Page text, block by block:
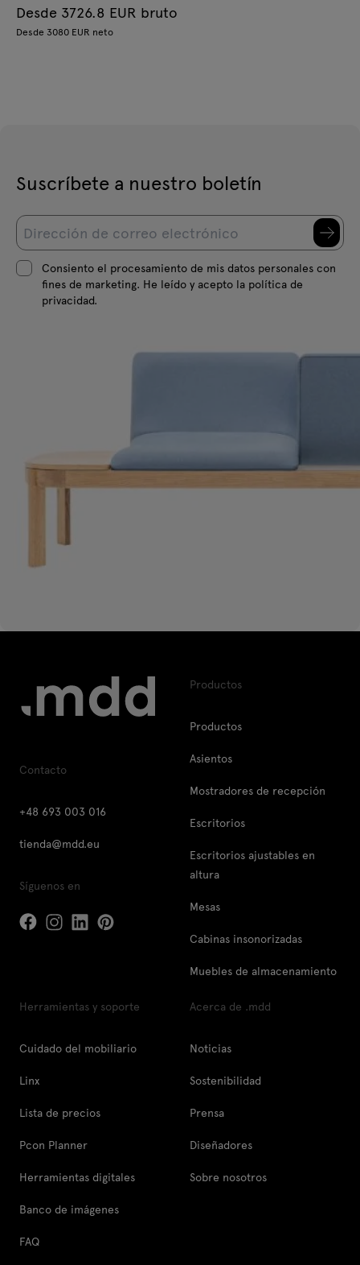
Desde 3726.8 EUR bruto
Desde 3080 EUR neto
Suscríbete a nuestro boletín
Consiento el procesamiento de mis datos personales con
fines de marketing. He leído y acepto la política de
privacidad.
Contacto
+48 693 003 016
tienda@mdd.eu
Síguenos en
Productos
Productos
Asientos
Mostradores de recepción
Escritorios
Escritorios ajustables en
altura
Mesas
Cabinas insonorizadas
Muebles de almacenamiento
Herramientas y soporte
Cuidado del mobiliario
Linx
Lista de precios
Pcon Planner
Herramientas digitales
Banco de imágenes
FAQ
Acerca de .mdd
Noticias
Sostenibilidad
Prensa
Diseñadores
Sobre nosotros